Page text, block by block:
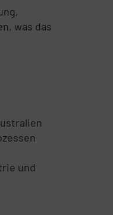
was das
und